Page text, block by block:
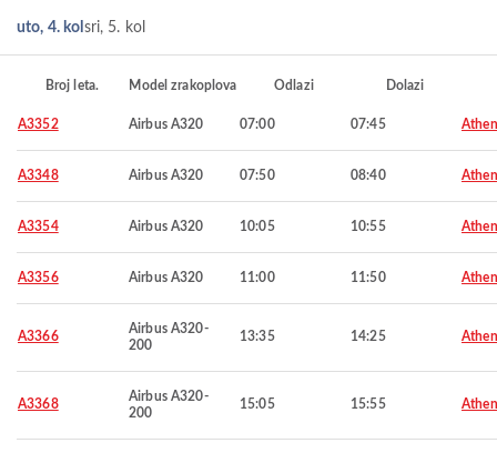
uto, 4. kol sri, 5. kol
Broj leta. Model zrakoplova Odlazi Dolazi
A3352 Airbus A320 07:00 07:45
A3348 Airbus A320 07:50 08:40
A3354 Airbus A320 10:05 10:55
A3356 Airbus A320 11:00 11:50
A3366
Airbus A320-
200
13:35 14:25
A3368
Airbus A320-
200
15:05 15:55